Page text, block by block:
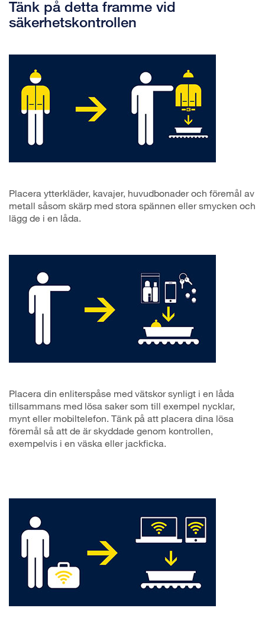
Tänk på detta framme vid
säkerhetskontrollen
Placera ytterkläder, kavajer, huvudbonader och föremål av
metall såsom skärp med stora spännen eller smycken och
lägg de i en låda.
Placera din enliterspåse med vätskor synligt i en låda
tillsammans med lösa saker som till exempel nycklar,
mynt eller mobiltelefon. Tänk på att placera dina lösa
föremål så att de är skyddade genom kontrollen,
exempelvis i en väska eller jackficka.